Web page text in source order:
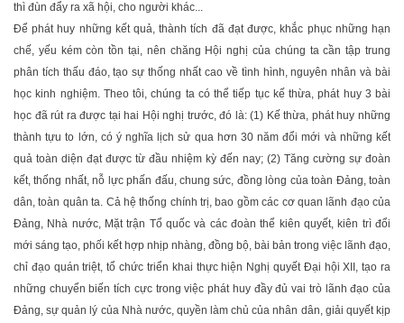
thì đùn đẩy ra xã hội, cho người khác...
Để phát huy những kết quả, thành tích đã đạt được, khắc phục những hạn
chế, yếu kém còn tồn tại, nên chăng Hội nghị của chúng ta cần tập trung
phân tích thấu đáo, tạo sự thống nhất cao về tình hình, nguyên nhân và bài
học kinh nghiệm. Theo tôi, chúng ta có thể tiếp tục kế thừa, phát huy 3 bài
học đã rút ra được tại hai Hội nghị trước, đó là: (1) Kế thừa, phát huy những
thành tựu to lớn, có ý nghĩa lịch sử qua hơn 30 năm đổi mới và những kết
quả toàn diện đạt được từ đầu nhiệm kỳ đến nay; (2) Tăng cường sự đoàn
kết, thống nhất, nỗ lực phấn đấu, chung sức, đồng lòng của toàn Đảng, toàn
dân, toàn quân ta. Cả hệ thống chính trị, bao gồm các cơ quan lãnh đạo của
Đảng, Nhà nước, Mặt trận Tổ quốc và các đoàn thể kiên quyết, kiên trì đổi
mới sáng tạo, phối kết hợp nhịp nhàng, đồng bộ, bài bản trong việc lãnh đạo,
chỉ đạo quán triệt, tổ chức triển khai thực hiện Nghị quyết Đại hội XII, tạo ra
những chuyển biến tích cực trong việc phát huy đầy đủ vai trò lãnh đạo của
Đảng, sự quản lý của Nhà nước, quyền làm chủ của nhân dân, giải quyết kịp